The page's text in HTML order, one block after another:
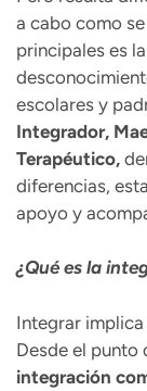
a cabo como
principales es
escolares y
Integrador,
Terapéutico,
diferencias,
apoyo y
¿Qué es la
Integrar
Desde el punto
integración